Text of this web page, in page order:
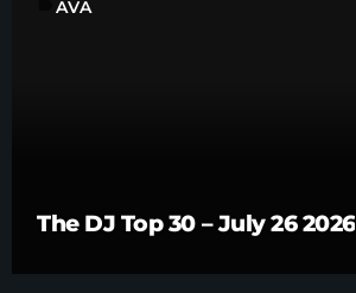
AVA
The DJ Top 30 – July 26 2026